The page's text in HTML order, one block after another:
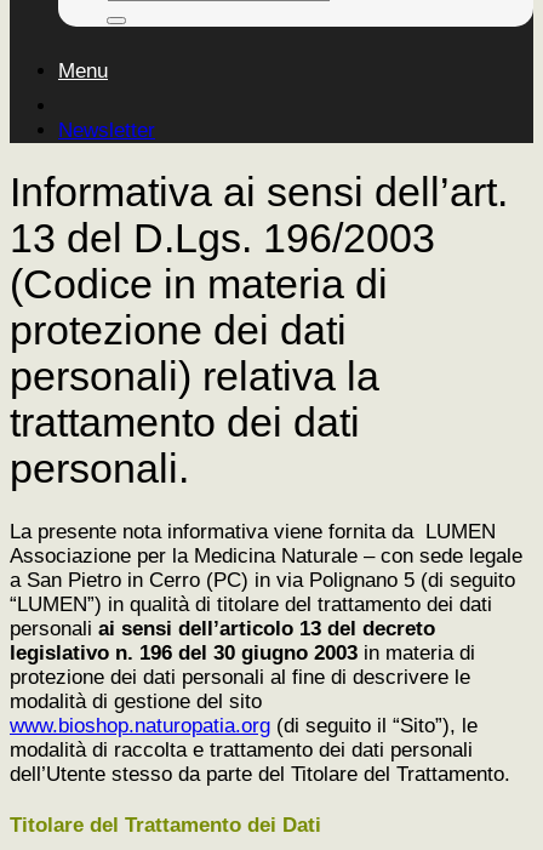
Menu
Newsletter
Informativa ai sensi dell’art.
13 del D.Lgs. 196/2003
(Codice in materia di
protezione dei dati
personali) relativa la
trattamento dei dati
personali.
La presente nota informativa viene fornita da LUMEN
Associazione per la Medicina Naturale – con sede legale
a San Pietro in Cerro (PC) in via Polignano 5 (di seguito
“LUMEN”) in qualità di titolare del trattamento dei dati
personali ai sensi dell’articolo 13 del decreto
legislativo n. 196 del 30 giugno 2003 in materia di
protezione dei dati personali al fine di descrivere le
modalità di gestione del sito
www.bioshop.naturopatia.org (di seguito il “Sito”), le
modalità di raccolta e trattamento dei dati personali
dell’Utente stesso da parte del Titolare del Trattamento.
Titolare del Trattamento dei Dati